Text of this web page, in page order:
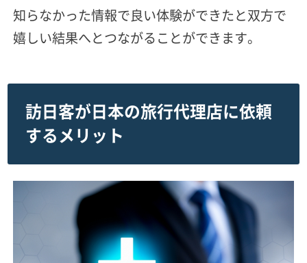
知らなかった情報で良い体験ができたと双方で
嬉しい結果へとつながることができます。
訪日客が日本の旅行代理店に依頼
するメリット